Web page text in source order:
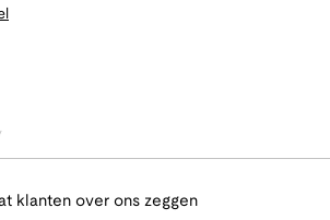
klanten over ons zeggen